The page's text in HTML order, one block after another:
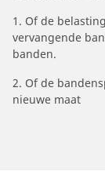
1. Of de
vervangende
banden.
2. Of de
nieuwe maat